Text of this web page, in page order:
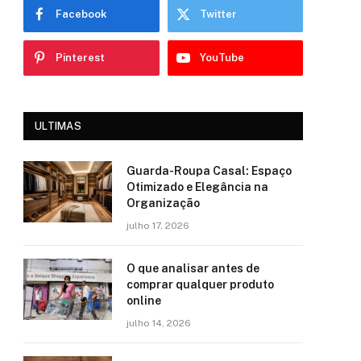
Facebook Twitter
Pinterest YouTube
ULTIMAS
Guarda-Roupa Casal: Espaço
Otimizado e Elegância na
Organização
julho 17, 2026
O que analisar antes de
comprar qualquer produto
online
julho 14, 2026